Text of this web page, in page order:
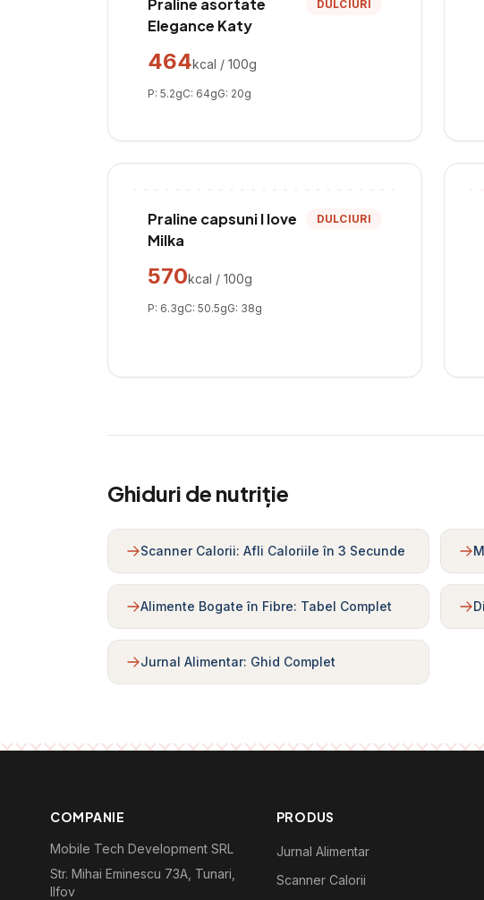
Praline asortate
Elegance Katy
DULCIURI
464kcal / 100g
P: 5.2gC: 64gG: 20g
Praline capsuni I love
Milka
DULCIURI
570kcal / 100g
P: 6.3gC: 50.5gG: 38g
Ghiduri de nutriție
Scanner Calorii: Afli Caloriile în 3 Secunde
Alimente Bogate în Fibre: Tabel Complet
Jurnal Alimentar: Ghid Complet
COMPANIE
Mobile Tech Development SRL
Str. Mihai Eminescu 73A, Tunari,
Ilfov
PRODUS
Jurnal Alimentar
Scanner Calorii